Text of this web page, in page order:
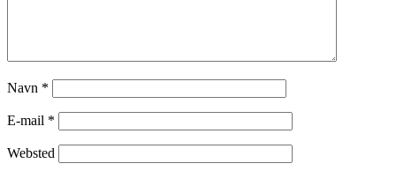
Navn *
E-mail *
Websted